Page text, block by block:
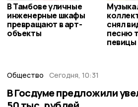
В Тамбове уличные
инженерные шкафы
превращают в арт-
объекты
снял
песню
певицы
Общество Сегодня, 10:31
В Госдуме предложили